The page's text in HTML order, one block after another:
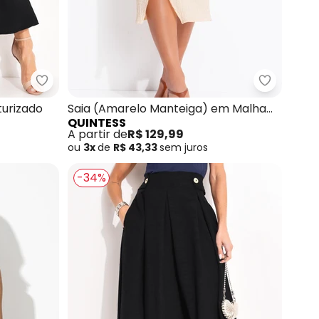
SuedeQuintess - Saia (Preta) em Tecido Texturizado
Quintess
Saia (Amarelo Manteiga) em Malha
Texturizada
QUINTESS
A partir deR$ 129,99
ou 3xde R$ 43,33sem juros
-34%